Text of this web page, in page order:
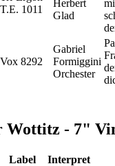
T.E. 1011
Herbert
Glad
Vox 8292
Gabriel
Formiggini
Orchester
Wottitz - 7"
Label Interpret